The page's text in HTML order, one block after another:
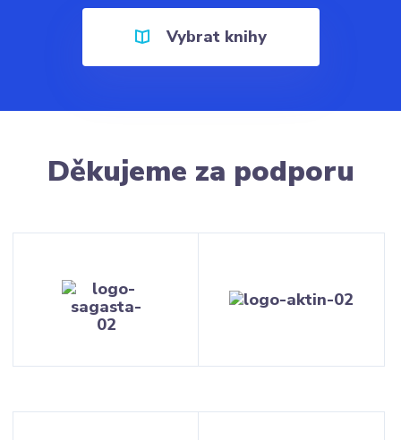
Vybrat knihy
Děkujeme za podporu